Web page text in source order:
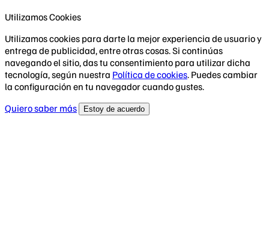
Utilizamos Cookies
Utilizamos cookies para darte la mejor experiencia de usuario y
entrega de publicidad, entre otras cosas. Si continúas
navegando el sitio, das tu consentimiento para utilizar dicha
tecnología, según nuestra Política de cookies. Puedes cambiar
la configuración en tu navegador cuando gustes.
Quiero saber más
Estoy de acuerdo